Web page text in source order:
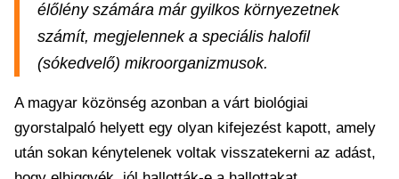
élőlény számára már gyilkos környezetnek
számít, megjelennek a speciális halofil
(sókedvelő) mikroorganizmusok.
A magyar közönség azonban a várt biológiai
gyorstalpaló helyett egy olyan kifejezést kapott, amely
után sokan kénytelenek voltak visszatekerni az adást,